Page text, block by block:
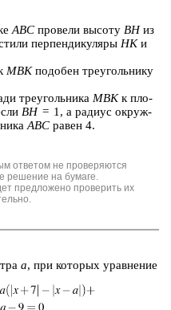
ABC про­ве­ли вы­со­ту BHиз
пер­пен­ди­ку­ля­ры HKи
MBKпо­до­бен тре­уголь­ни­ку
тре­уголь­ни­ка MBKк пло­
BH= 1, а ра­ди­ус окруж­
ABC равен 4.
ответом не проверяются
решение на бумаге.
предложено проверить их
a, при ко­то­рых урав­не­ние